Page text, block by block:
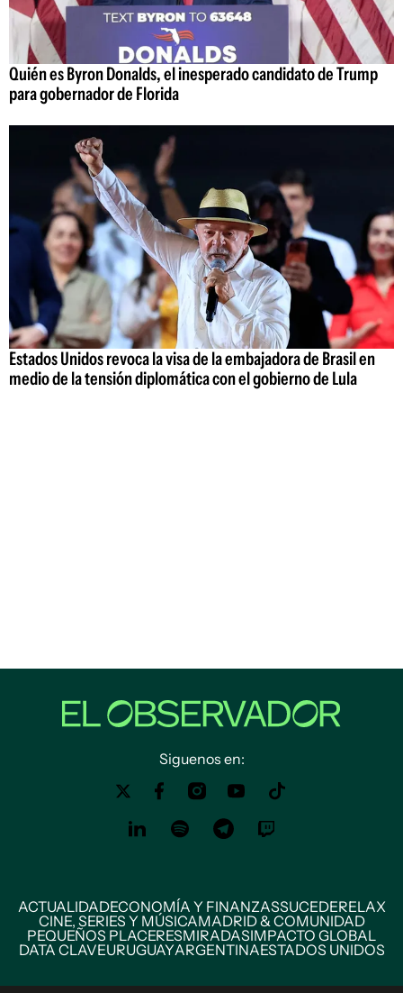
Quién es Byron Donalds, el inesperado candidato de Trump
para gobernador de Florida
Estados Unidos revoca la visa de la embajadora de Brasil en
medio de la tensión diplomática con el gobierno de Lula
Siguenos en:
ACTUALIDADECONOMÍA Y FINANZASSUCEDERELAX
CINE, SERIES Y MÚSICAMADRID & COMUNIDAD
PEQUEÑOS PLACERESMIRADASIMPACTO GLOBAL
DATA CLAVEURUGUAYARGENTINAESTADOS UNIDOS